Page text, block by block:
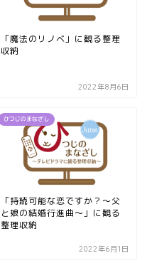
「魔法のリノベ」に観る整理
収納
2022年8月6日
ひつじのまなざし
「持続可能な恋ですか？～父
と娘の結婚行進曲～」に観る
整理収納
2022年6月1日